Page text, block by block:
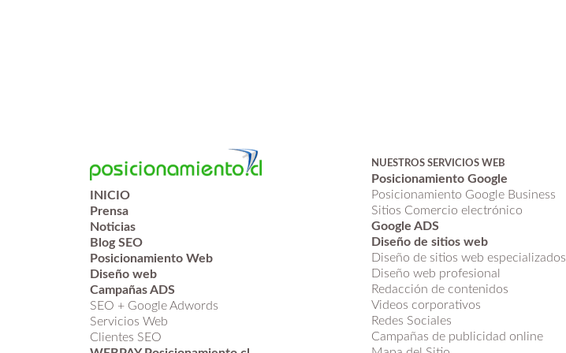
INICIO
Prensa
Noticias
Blog SEO
Posicionamiento Web
Diseño web
Campañas ADS
SEO + Google Adwords
Servicios Web
Clientes SEO
NUESTROS SERVICIOS WEB
Posicionamiento Google
Posicionamiento Google Business
Sitios Comercio electrónico
Google ADS
Diseño de sitios web
Diseño de sitios web especializados
Diseño web profesional
Redacción de contenidos
Videos corporativos
Redes Sociales
Campañas de publicidad online